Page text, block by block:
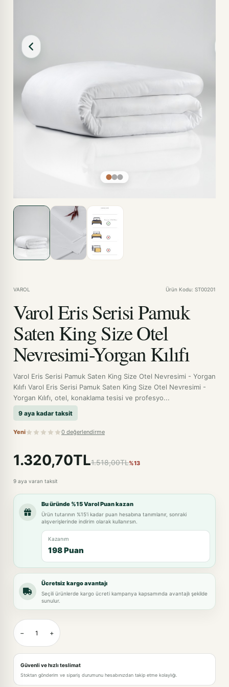
VAROL Ürün Kodu: ST00201
Varol Eris Serisi Pamuk
Saten King Size Otel
Nevresimi-Yorgan Kılıfı
Varol Eris Serisi Pamuk Saten King Size Otel Nevresimi - Yorgan
Kılıfı Varol Eris Serisi Pamuk Saten King Size Otel Nevresimi -
Yorgan Kılıfı, otel, konaklama tesisi ve profesyo...
9 aya kadar taksit
Yeni 0 değerlendirme
1.320,70TL1.518,00TL%13
9 aya varan taksit
Bu üründe %15 Varol Puan kazan
Ürün tutarının %15'i kadar puan hesabına tanımlanır, sonraki
alışverişlerinde indirim olarak kullanırsın.
Kazanım
198 Puan
Ücretsiz kargo avantajı
Seçili ürünlerde kargo ücreti kampanya kapsamında avantajlı şekilde
sunulur.
− +
Güvenli ve hızlı teslimat
Stoktan gönderim ve sipariş durumunu hesabınızdan takip etme kolaylığı.